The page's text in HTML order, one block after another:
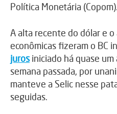
Política Monetária (Copom).
A alta recente do dólar e
econômicas fizeram o BC
jurosiniciado há quase um
semana passada, por
manteve a Selic nesse
seguidas.